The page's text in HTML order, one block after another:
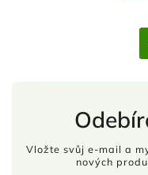
Vložte svůj e-mail a
nových